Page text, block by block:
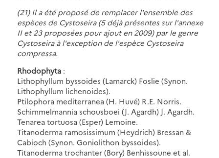
(21) Il a été proposé de remplacer l'ensemble des
espèces de Cystoseira (5 déjà présentes sur l'annexe
II et 23 proposées pour ajout en 2009) par le genre
Cystoseira à l'exception de l'espèce Cystoseira
compressa.
Rhodophyta :
Lithophyllum byssoides (Lamarck) Foslie (Synon.
Lithophyllum lichenoides).
Ptilophora mediterranea (H. Huvé) R.E. Norris.
Schimmelmannia schousboei (J. Agardh) J. Agardh.
Tenarea tortuosa (Esper) Lemoine.
Titanoderma ramosissimum (Heydrich) Bressan &
Cabioch (Synon. Goniolithon byssoides).
Titanoderma trochanter (Bory) Benhissoune et al.